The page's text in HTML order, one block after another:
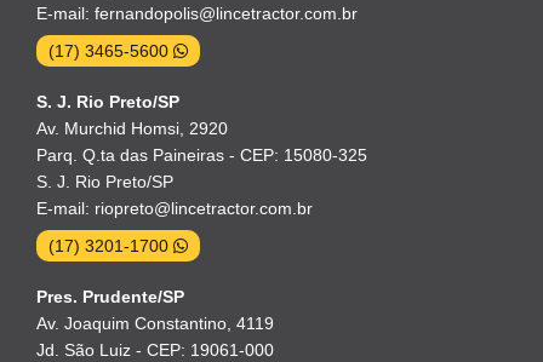
E-mail: fernandopolis@lincetractor.com.br
(17) 3465-5600
S. J. Rio Preto/SP
Av. Murchid Homsi, 2920
Parq. Q.ta das Paineiras - CEP: 15080-325
S. J. Rio Preto/SP
E-mail: riopreto@lincetractor.com.br
(17) 3201-1700
Pres. Prudente/SP
Av. Joaquim Constantino, 4119
Jd. São Luiz - CEP: 19061-000